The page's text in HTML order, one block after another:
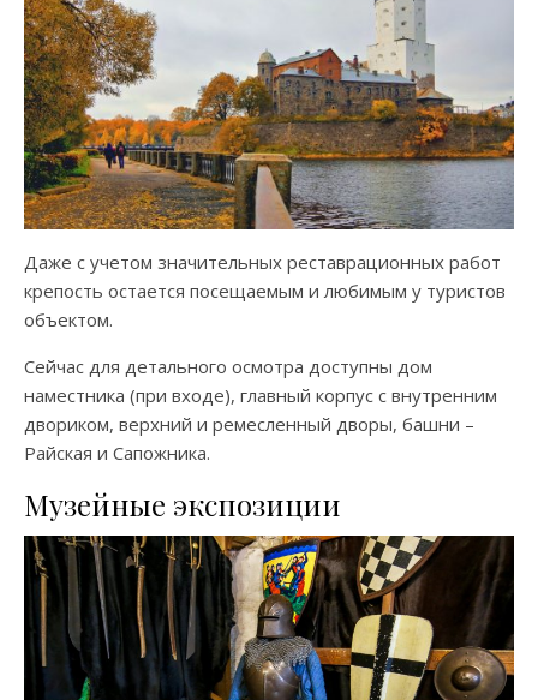
Даже с учетом значительных реставрационных работ
крепость остается посещаемым и любимым у туристов
объектом.
Сейчас для детального осмотра доступны дом
наместника (при входе), главный корпус с внутренним
двориком, верхний и ремесленный дворы, башни –
Райская и Сапожника.
Музейные экспозиции